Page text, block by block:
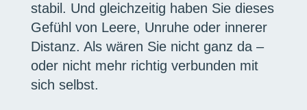
stabil. Und gleichzeitig haben Sie dieses
Gefühl von Leere, Unruhe oder innerer
Distanz. Als wären Sie nicht ganz da –
oder nicht mehr richtig verbunden mit
sich selbst.